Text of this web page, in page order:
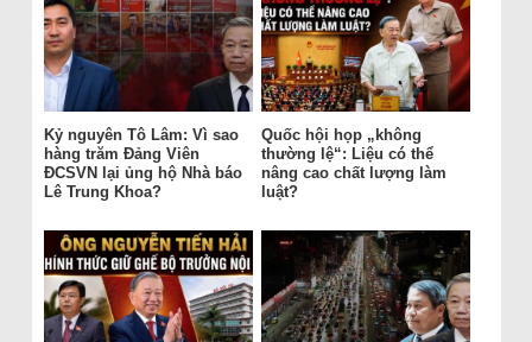
Kỷ nguyên Tô Lâm: Vì sao
hàng trăm Đảng Viên
ĐCSVN lại ủng hộ Nhà báo
Lê Trung Khoa?
Quốc hội họp „không
thường lệ“: Liệu có thể
nâng cao chất lượng làm
luật?